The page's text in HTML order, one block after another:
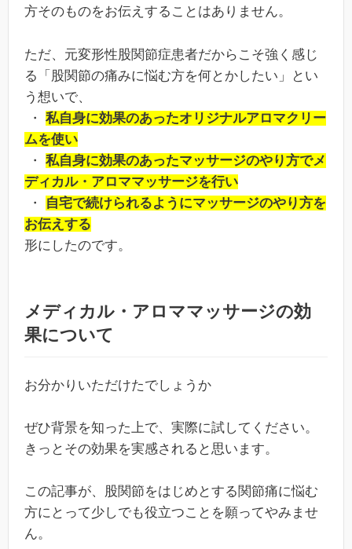
方そのものをお伝えすることはありません。
ただ、元変形性股関節症患者だからこそ強く感じ
る「股関節の痛みに悩む方を何とかしたい」とい
う想いで、
・ 私自身に効果のあったオリジナルアロマクリー
ムを使い
・ 私自身に効果のあったマッサージのやり方でメ
ディカル・アロママッサージを行い
・
自宅で続けられるようにマッサージのやり方を
お伝えする
形にしたのです。
メディカル・アロママッサージの効
果について
お分かりいただけたでしょうか
ぜひ背景を知った上で、実際に試してください。
きっとその効果を実感されると思います。
この記事が、股関節をはじめとする関節痛に悩む
方にとって少しでも役立つことを願ってやみませ
ん。